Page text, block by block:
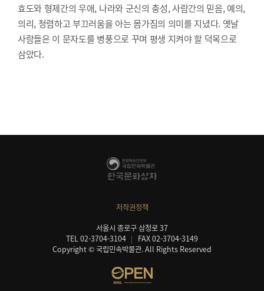
효도와 형제간의 우애, 나라와 군신의 충성, 사람간의 믿음, 예의,
의리, 청렴하고 부끄러움을 아는 몸가짐의 의미를 지녔다. 옛날
사람들은 이 문자도를 병풍으로 꾸며 평생 지켜야 할 덕목으로
삼았다.
저작권정책
서울시 종로구 삼청로 37
TEL 02-3704-3104
FAX 02-3704-3149
Copyright © 국립민속박물관. All Rights Reserved